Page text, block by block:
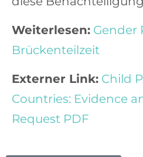
Weiterlesen: Gender
Brückenteilzeit
Externer Link: Child
Countries: Evidence
Request PDF